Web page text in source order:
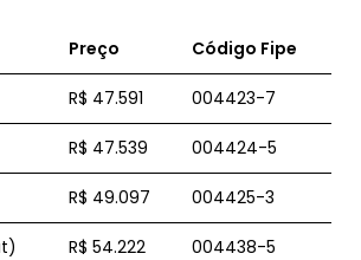
Preço Código Fipe
R$ 47.591 004423-7
R$ 47.539 004424-5
R$ 49.097 004425-3
R$ 54.222 004438-5